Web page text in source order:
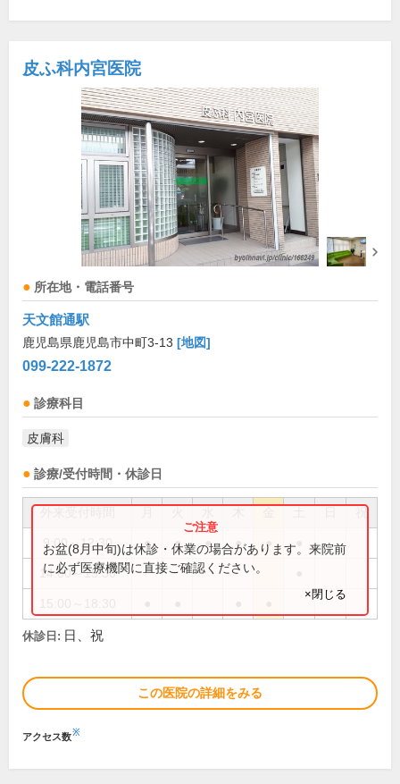
皮ふ科内宮医院
所在地・電話番号
天文館通駅
鹿児島県鹿児島市中町3-13 [地図]
099-222-1872
診療科目
皮膚科
診療/受付時間・休診日
祝
9:00～12:30 ● ● ● ● ●
14:00～15:30
お盆(8月中旬)は休診・休業の場合があります。来院前
に必ず医療機関に直接ご確認ください。
×閉じる
休診日: 日、祝
この医院の詳細をみる
アクセス数※